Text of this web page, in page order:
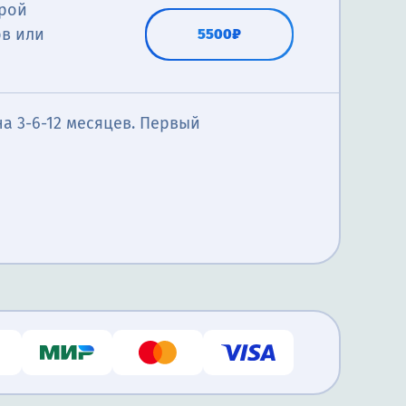
или
5500₽
от 1900₽
бесплатно
3-6-12 месяцев. Первый